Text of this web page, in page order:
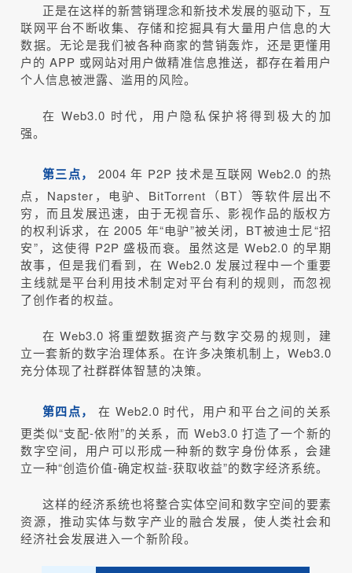
正是在这样的新营销理念和新技术发展的驱动下，互
联网平台不断收集、存储和挖掘具有大量用户信息的大
数据。无论是我们被各种商家的营销轰炸，还是更懂用
户的 APP 或网站对用户做精准信息推送，都存在着用户
个人信息被泄露、滥用的风险。
在 Web3.0 时代，用户隐私保护将得到极大的加
强。
第三点，
2004 年 P2P 技术是互联网 Web2.0 的热
点，Napster，电驴、BitTorrent（BT）等软件层出不
穷，而且发展迅速，由于无视音乐、影视作品的版权方
的权利诉求，在 2005 年“电驴”被关闭，BT被迪士尼“招
安”，这使得 P2P 盛极而衰。虽然这是 Web2.0 的早期
故事，但是我们看到，在 Web2.0 发展过程中一个重要
主线就是平台利用技术制定对平台有利的规则，而忽视
了创作者的权益。
在 Web3.0 将重塑数据资产与数字交易的规则，建
立一套新的数字治理体系。在许多决策机制上，Web3.0
充分体现了社群群体智慧的决策。
第四点，
在 Web2.0 时代，用户和平台之间的关系
更类似“支配-依附”的关系，而 Web3.0 打造了一个新的
数字空间，用户可以形成一种新的数字身份体系，会建
立一种“创造价值-确定权益-获取收益”的数字经济系统。
这样的经济系统也将整合实体空间和数字空间的要素
资源，推动实体与数字产业的融合发展，使人类社会和
经济社会发展进入一个新阶段。